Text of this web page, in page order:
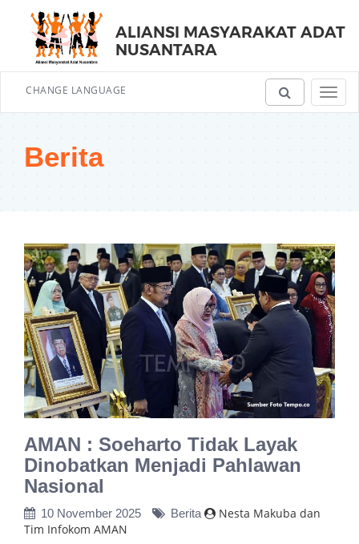
ALIANSI MASYARAKAT ADAT
NUSANTARA
CHANGE LANGUAGE
Berita
AMAN : Soeharto Tidak Layak
Dinobatkan Menjadi Pahlawan
Nasional
10 November 2025 Berita
Nesta Makuba dan
Tim Infokom AMAN